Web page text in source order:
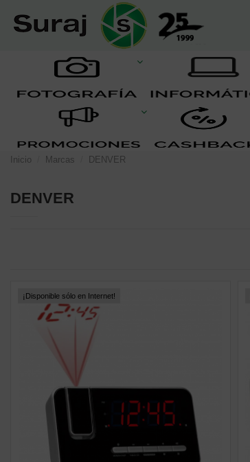
Inicio Marcas DENVER
DENVER
¡Disponible sólo en Internet!